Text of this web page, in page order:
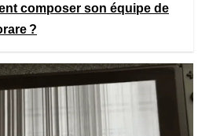
composer son équipe de
?